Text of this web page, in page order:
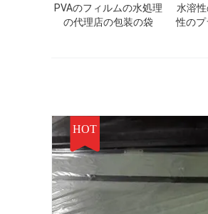
PVAのフィルムの水処理
の代理店の包装の袋
水溶
性のプ
HOT